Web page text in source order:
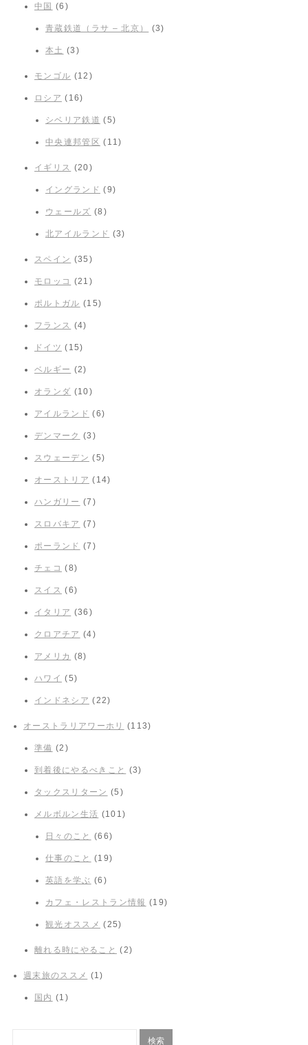
中国 (6)
青蔵鉄道（ラサ – 北京） (3)
本土 (3)
モンゴル (12)
ロシア (16)
シベリア鉄道 (5)
中央連邦管区 (11)
イギリス (20)
イングランド (9)
ウェールズ (8)
北アイルランド (3)
スペイン (35)
モロッコ (21)
ポルトガル (15)
フランス (4)
ドイツ (15)
ベルギー (2)
オランダ (10)
アイルランド (6)
デンマーク (3)
スウェーデン (5)
オーストリア (14)
ハンガリー (7)
スロバキア (7)
ポーランド (7)
チェコ (8)
スイス (6)
イタリア (36)
クロアチア (4)
アメリカ (8)
ハワイ (5)
インドネシア (22)
オーストラリアワーホリ (113)
準備 (2)
到着後にやるべきこと (3)
タックスリターン (5)
メルボルン生活 (101)
日々のこと (66)
仕事のこと (19)
英語を学ぶ (6)
カフェ・レストラン情報 (19)
観光オススメ (25)
離れる時にやること (2)
週末旅のススメ (1)
国内 (1)